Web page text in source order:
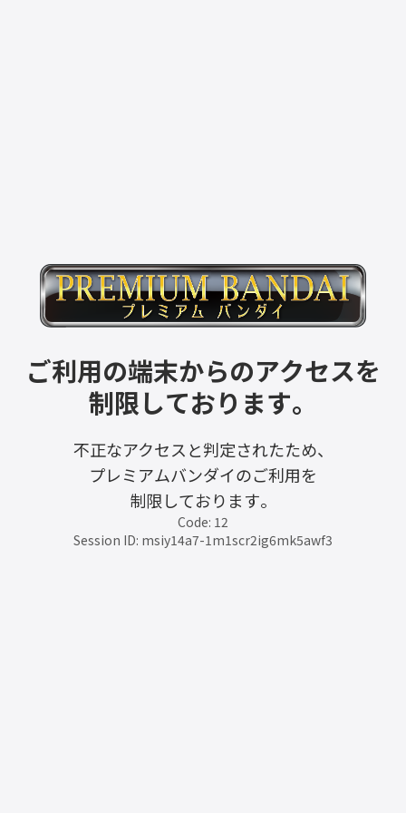
ご利用の端末からのアクセスを
制限しております。
不正なアクセスと判定されたため、
プレミアムバンダイのご利用を
制限しております。
Code: 12
Session ID: msiy14a7-1m1scr2ig6mk5awf3